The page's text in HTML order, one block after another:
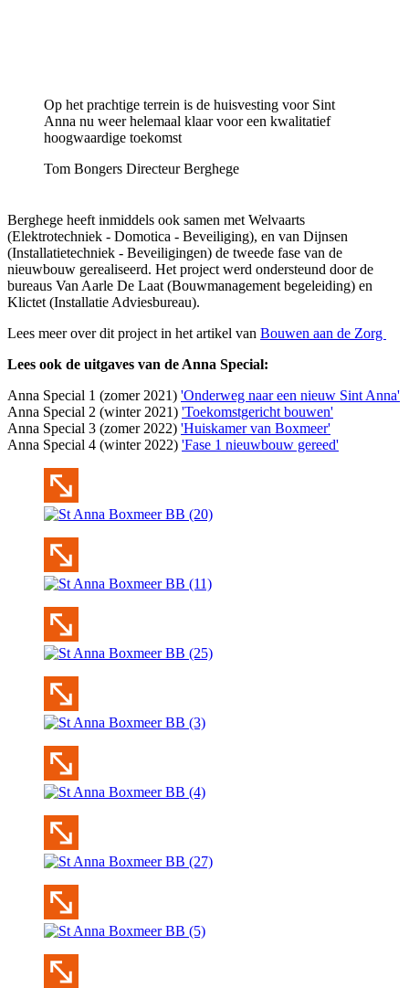
Op het prachtige terrein is de huisvesting voor Sint
Anna nu weer helemaal klaar voor een kwalitatief
hoogwaardige toekomst
Tom Bongers Directeur Berghege
Berghege heeft inmiddels ook samen met Welvaarts
(Elektrotechniek - Domotica - Beveiliging), en van Dijnsen
(Installatietechniek - Beveiligingen) de tweede fase van de
nieuwbouw gerealiseerd. Het project werd ondersteund door de
bureaus Van Aarle De Laat (Bouwmanagement begeleiding) en
Klictet (Installatie Adviesbureau).
Lees meer over dit project in het artikel van Bouwen aan de Zorg
Lees ook de uitgaves van de Anna Special:
Anna Special 1 (zomer 2021) 'Onderweg naar een nieuw Sint Anna'
Anna Special 2 (winter 2021) 'Toekomstgericht bouwen'
Anna Special 3 (zomer 2022) 'Huiskamer van Boxmeer'
Anna Special 4 (winter 2022) 'Fase 1 nieuwbouw gereed'